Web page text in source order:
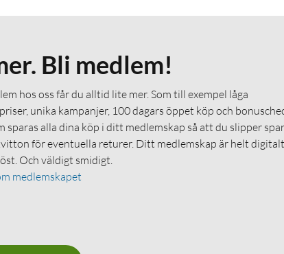
Bli medlem!
hos oss får du alltid lite mer. Som till exempel låga
unika kampanjer, 100 dagars öppet köp och
sparas alla dina köp i ditt medlemskap så att du slipper
för eventuella returer. Ditt medlemskap är helt
Och väldigt smidigt.
medlemskapet